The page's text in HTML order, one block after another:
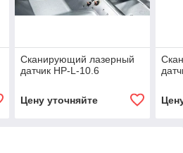
Сканирующий лазерный
датчик HP-L-10.6
Цену уточняйте